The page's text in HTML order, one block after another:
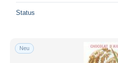
Status
Neu